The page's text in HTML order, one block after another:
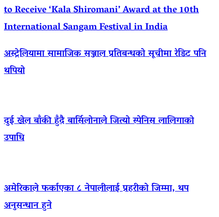
to Receive ‘Kala Shiromani’ Award at the 10th
International Sangam Festival in India
अस्ट्रेलियामा सामाजिक सञ्जाल प्रतिबन्धको सूचीमा रेडिट पनि
थपियो
दुई खेल बाँकी हुँदै बार्सिलोनाले जित्यो स्पेनिस लालिगाको
उपाधि
अमेरिकाले फर्काएका ८ नेपालीलाई प्रहरीको जिम्मा, थप
अनुसन्धान हुने